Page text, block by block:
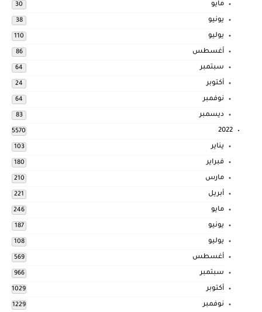
مايو 30
يونيو 38
يوليو 110
أغسطس 86
سبتمبر 64
أكتوبر 24
نوفمبر 64
ديسمبر 83
2022
5570
يناير 103
فبراير 180
مارس 210
أبريل 221
مايو 246
يونيو 187
يوليو 108
أغسطس 569
سبتمبر 966
أكتوبر 1029
نوفمبر 1229